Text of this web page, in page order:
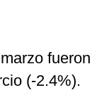
fueron
(-2.4%).